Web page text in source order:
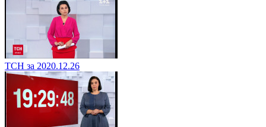
ТСН за 2020.12.26